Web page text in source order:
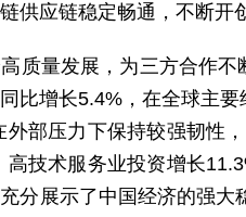
供应链稳定畅通，不断开
质量发展，为三方合作
比增长5.4%，在全球主
外部压力下保持较强韧性
高技术服务业投资增长
分展示了中国经济的强